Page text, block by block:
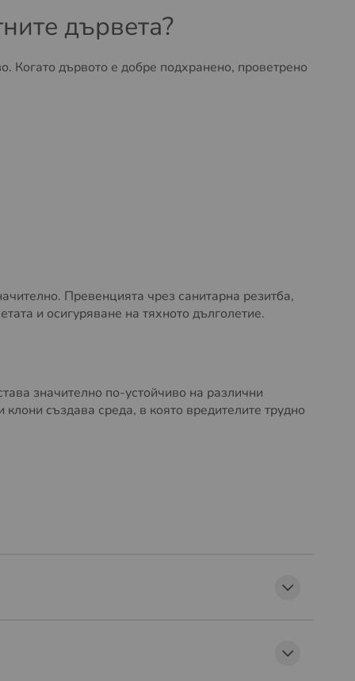
дървета?
Когато дървото е добре подхранено, проветрено
Превенцията чрез санитарна резитба,
и осигуряване на тяхното дълголетие.
значително по-устойчиво на различни
създава среда, в която вредителите трудно